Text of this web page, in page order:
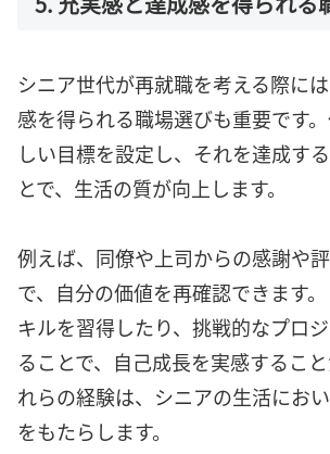
シニア世代が再就職を考える際に
感を得られる職場選びも重要です
しい目標を設定し、それを達成す
とで、生活の質が向上します。
例えば、同僚や上司からの感謝や
で、自分の価値を再確認できます
キルを習得したり、挑戦的なプロ
ることで、自己成長を実感するこ
れらの経験は、シニアの生活にお
をもたらします。